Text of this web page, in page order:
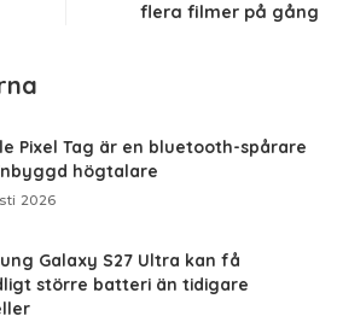
flera filmer på gång
Pixel Tag är en bluetooth-spårare
högtalare
2026
Galaxy S27 Ultra kan få
större batteri än tidigare